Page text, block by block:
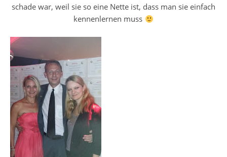
schade war, weil sie so eine Nette ist, dass man sie einfach
kennenlernen muss